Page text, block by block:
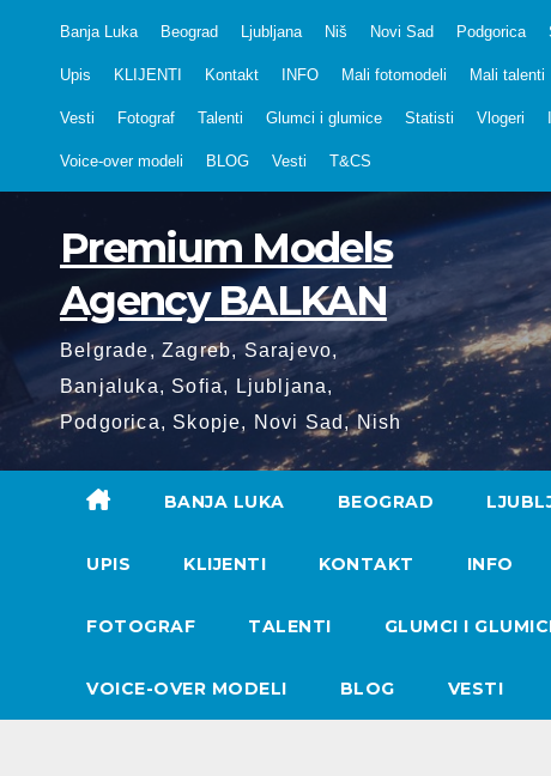
Banja Luka Beograd Ljubljana Niš Novi Sad Podgorica
Upis KLIJENTI Kontakt INFO Mali fotomodeli Mali talenti
Vesti Fotograf Talenti Glumci i glumice Statisti Vlogeri
Voice-over modeli BLOG Vesti T&CS
Premium Models
Agency BALKAN
Belgrade, Zagreb, Sarajevo,
Banjaluka, Sofia, Ljubljana,
Podgorica, Skopje, Novi Sad, Nish
BANJA LUKA BEOGRAD
UPIS KLIJENTI KONTAKT INFO
FOTOGRAF TALENTI GLUMCI I
VOICE-OVER MODELI BLOG VESTI